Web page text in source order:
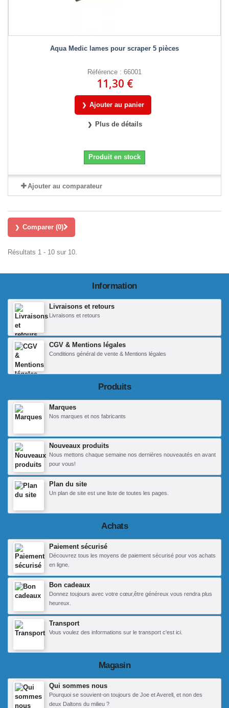
Aqua Medic lames pour scraper 5 pièces
Référence : 66001
11,30 €
Ajouter au panier
Plus de détails
Produit en stock
Ajouter au comparateur
Comparer (0)
Résultats 1 - 10 sur 10.
Information
Livraisons et retours
Livraisons et retours
CGV & Mentions légales
Conditions général de vente & Mentions légales
Produits
Marques
Nos marques et nos fabricants
Nouveaux produits
Nous mettons chaque semaine nos dernières nouveautés en avant
pour vous!
Plan du site
Un plan de site est une liste de toutes les pages.
Achats
Paiement sécurisé
Découvrez tous les moyens de paiement sécurisé pour vos achats
en ligne.
Bon cadeaux
Donnez toujours avec votre cœur,être généreux vous rendra plus
heureux.
Transport
Vous voulez des informations sur le transport c'est ici.
Magasin
Qui sommes nous
Pourquoi se souvient-on toujours de Joe et Averell, et non des
deux Daltons du milieu ?